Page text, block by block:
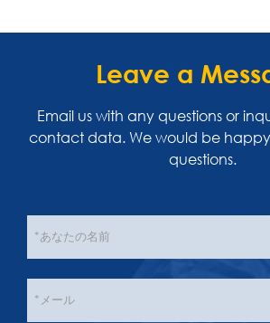
Leave a
Email us with any questions or
contact data. We would be
questions.